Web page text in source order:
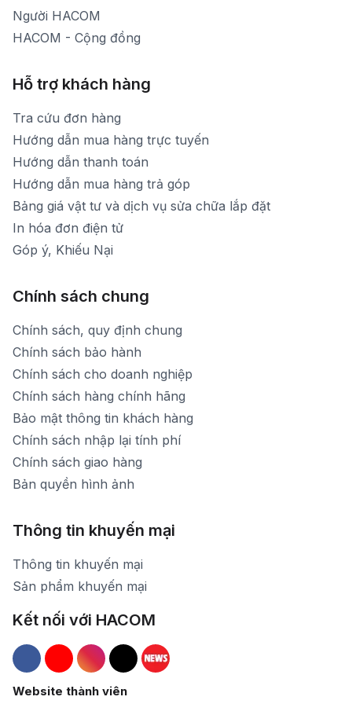
Người HACOM
HACOM - Cộng đồng
Hỗ trợ khách hàng
Tra cứu đơn hàng
Hướng dẫn mua hàng trực tuyến
Hướng dẫn thanh toán
Hướng dẫn mua hàng trả góp
Bảng giá vật tư và dịch vụ sửa chữa lắp đặt
In hóa đơn điện tử
Góp ý, Khiếu Nại
Chính sách chung
Chính sách, quy định chung
Chính sách bảo hành
Chính sách cho doanh nghiệp
Chính sách hàng chính hãng
Bảo mật thông tin khách hàng
Chính sách nhập lại tính phí
Chính sách giao hàng
Bản quyền hình ảnh
Thông tin khuyến mại
Thông tin khuyến mại
Sản phẩm khuyến mại
Kết nối với HACOM
Hacom Facebook
Hacom YouTube
Hacom Instagram
Hacom TikTok
Website thành viên